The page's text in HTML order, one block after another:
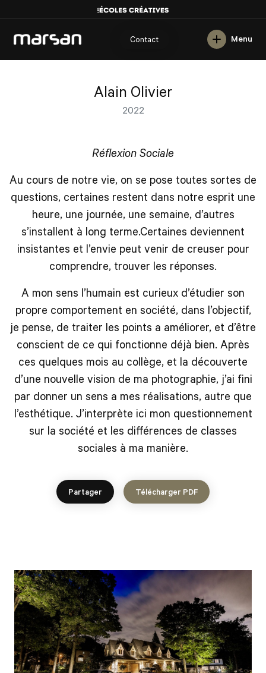
Contact Menu
English
Alain Olivier
2022
Réflexion Sociale
Au cours de notre vie, on se pose toutes sortes de
questions, certaines restent dans notre esprit une
heure, une journée, une semaine, d’autres
s’installent à long terme.Certaines deviennent
insistantes et l’envie peut venir de creuser pour
comprendre, trouver les réponses.
A mon sens l’humain est curieux d’étudier son
propre comportement en société, dans l’objectif,
je pense, de traiter les points a améliorer, et d’être
conscient de ce qui fonctionne déjà bien. Après
ces quelques mois au collège, et la découverte
d’une nouvelle vision de ma photographie, j’ai fini
par donner un sens a mes réalisations, autre que
l’esthétique. J’interprète ici mon questionnement
sur la société et les différences de classes
sociales à ma manière.
Partager Télécharger PDF